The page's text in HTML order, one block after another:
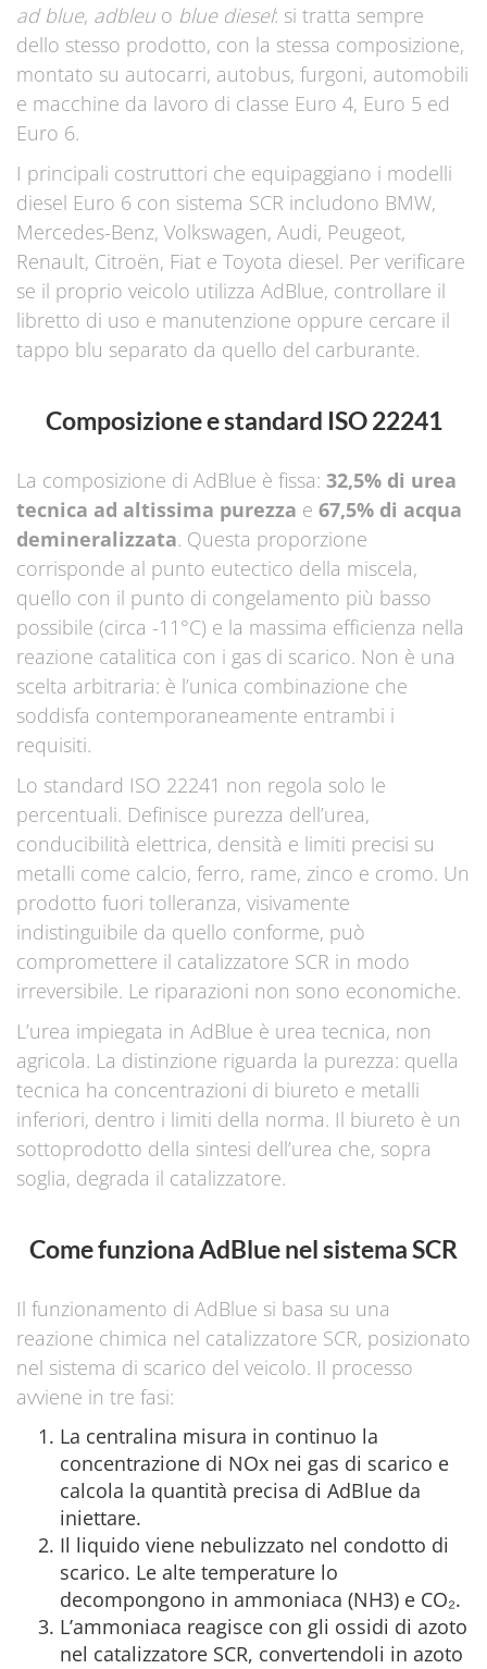
ad blue, adbleu o blue diesel: si tratta sempre
dello stesso prodotto, con la stessa composizione,
montato su autocarri, autobus, furgoni, automobili
e macchine da lavoro di classe Euro 4, Euro 5 ed
Euro 6.
I principali costruttori che equipaggiano i modelli
diesel Euro 6 con sistema SCR includono BMW,
Mercedes-Benz, Volkswagen, Audi, Peugeot,
Renault, Citroën, Fiat e Toyota diesel. Per verificare
se il proprio veicolo utilizza AdBlue, controllare il
libretto di uso e manutenzione oppure cercare il
tappo blu separato da quello del carburante.
Composizione e standard ISO 22241
La composizione di AdBlue è fissa: 32,5% di urea
tecnica ad altissima purezza e 67,5% di acqua
demineralizzata. Questa proporzione
corrisponde al punto eutectico della miscela,
quello con il punto di congelamento più basso
possibile (circa -11°C) e la massima efficienza nella
reazione catalitica con i gas di scarico. Non è una
scelta arbitraria: è l’unica combinazione che
soddisfa contemporaneamente entrambi i
requisiti.
Lo standard ISO 22241 non regola solo le
percentuali. Definisce purezza dell’urea,
conducibilità elettrica, densità e limiti precisi su
metalli come calcio, ferro, rame, zinco e cromo. Un
prodotto fuori tolleranza, visivamente
indistinguibile da quello conforme, può
compromettere il catalizzatore SCR in modo
irreversibile. Le riparazioni non sono economiche.
L’urea impiegata in AdBlue è urea tecnica, non
agricola. La distinzione riguarda la purezza: quella
tecnica ha concentrazioni di biureto e metalli
inferiori, dentro i limiti della norma. Il biureto è un
sottoprodotto della sintesi dell’urea che, sopra
soglia, degrada il catalizzatore.
Come funziona AdBlue nel sistema SCR
Il funzionamento di AdBlue si basa su una
reazione chimica nel catalizzatore SCR, posizionato
nel sistema di scarico del veicolo. Il processo
avviene in tre fasi:
La centralina misura in continuo la
concentrazione di NOx nei gas di scarico e
calcola la quantità precisa di AdBlue da
iniettare.
Il liquido viene nebulizzato nel condotto di
scarico. Le alte temperature lo
decompongono in ammoniaca (NH3) e CO₂.
L’ammoniaca reagisce con gli ossidi di azoto
nel catalizzatore SCR, convertendoli in azoto